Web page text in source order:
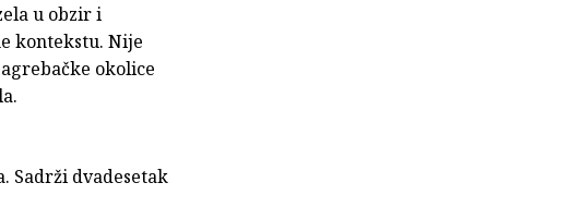
u obzir i
kontekstu. Nije
okolice
Sadrži dvadesetak